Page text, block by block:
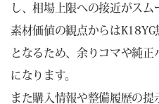
し、相場上限への接近がスム
素材価値の観点からは
となるため、余りコマや純
になります。
また購入情報や整備履歴の